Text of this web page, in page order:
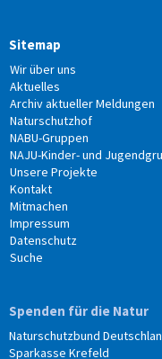
Sitemap
Wir über uns
Aktuelles
Archiv aktueller Meldungen
Naturschutzhof
NABU-Gruppen
NAJU-Kinder- und
Unsere Projekte
Kontakt
Mitmachen
Impressum
Datenschutz
Suche
Spenden für die Natur
Naturschutzbund
Sparkasse Krefeld